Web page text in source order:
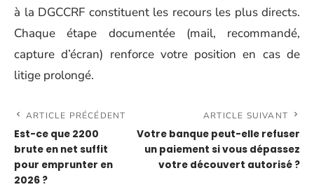
à la DGCCRF constituent les recours les plus directs.
Chaque étape documentée (mail, recommandé,
capture d’écran) renforce votre position en cas de
litige prolongé.
ARTICLE PRÉCÉDENT
Est-ce que 2200
brute en net suffit
pour emprunter en
2026 ?
ARTICLE SUIVANT
Votre banque peut-elle refuser
un paiement si vous dépassez
votre découvert autorisé ?